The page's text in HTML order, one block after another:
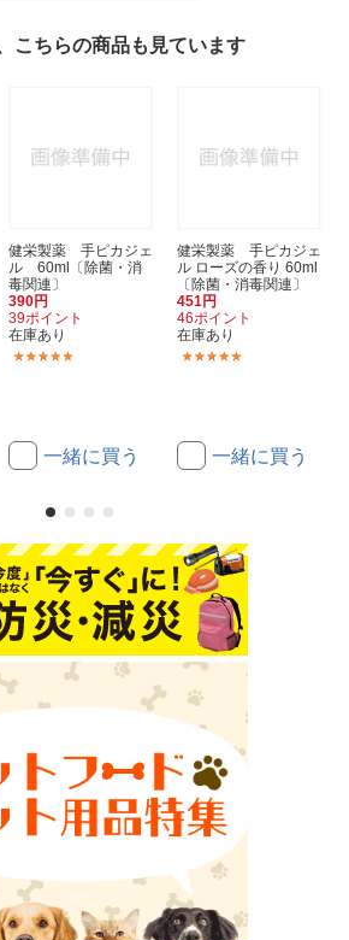
こちらの商品も見ています
健栄製薬 手ピカジェ
ル 60ml〔除菌・消
毒関連〕
390円
39ポイント
在庫あり
一緒に買う
健栄製薬 手ピカジェ
ル ローズの香り 60ml
〔除菌・消毒関連〕
451円
46ポイント
在庫あり
一緒に買う